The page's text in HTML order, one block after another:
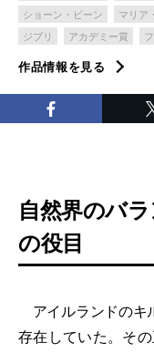
ショーン・ビーン
マリア
ジブリ
アカデミー賞
作品情報を見る
自然界のバ
の役目
アイルランドのキ
存在していた。そ